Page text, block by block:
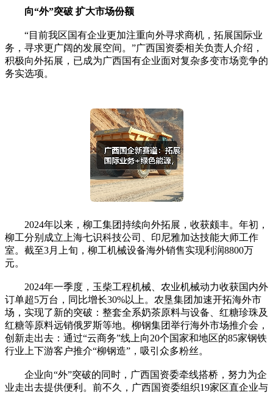
向“外”突破 扩大市场份额
“目前我区国有企业更加注重向外寻求商机，拓展国际业
务，寻求更广阔的发展空间。”广西国资委相关负责人介绍，
积极向外拓展，已成为广西国有企业面对复杂多变市场竞争的
务实选项。
2024年以来，柳工集团持续向外拓展，收获颇丰。年初，
柳工分别成立上海七识科技公司、印尼雅加达技能大师工作
室。截至3月上旬，柳工机械设备海外销售实现利润8800万
元。
2024年一季度，玉柴工程机械、农业机械动力收获国内外
订单超5万台，同比增长30%以上。农垦集团加速开拓海外市
场，实现了新的突破：整套全系奶茶原料与设备、红糖珍珠及
红糖等原料远销俄罗斯等地。柳钢集团举行海外市场推介会，
创新走出去：通过“云商务”线上向20个国家和地区的85家钢铁
行业上下游客户推介“柳钢造”，吸引众多粉丝。
企业向“外”突破的同时，广西国资委牵线搭桥，努力为企
业走出去提供便利。前不久，广西国资委组织19家区直企业与